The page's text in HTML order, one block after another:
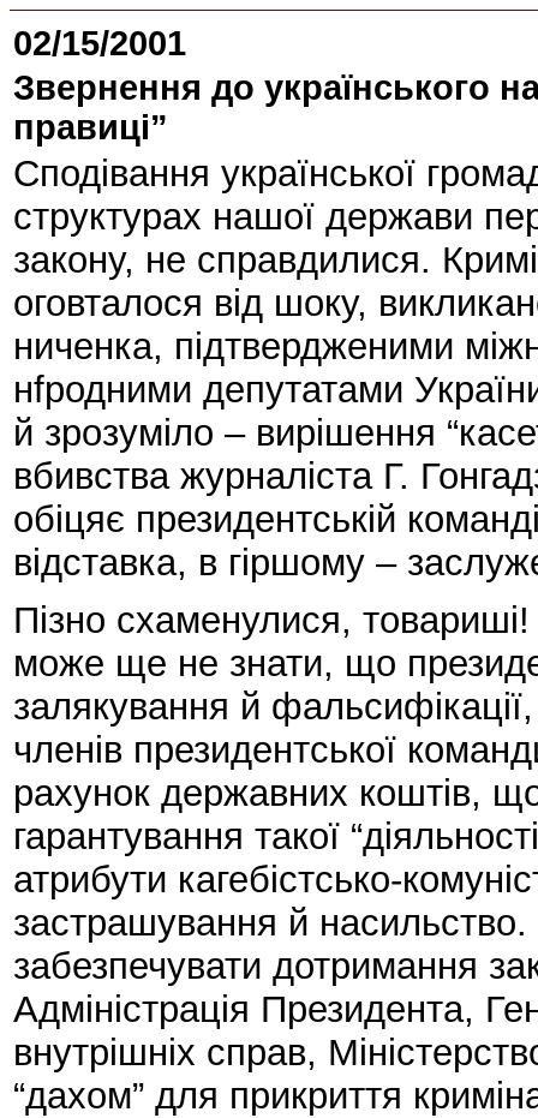
02/15/2001
Звернення до українського
правиці”
Сподівання української
структурах нашої держави
закону, не справдилися.
оговталося від шоку,
ниченка, підтвердженими
нfродними депутатами
й зрозуміло – вирішення
вбивства журналіста Г.
обіцяє президентській
відставка, в гіршому –
Пізно схаменулися, товариші!
може ще не знати, що
залякування й
членів президентської
рахунок державних коштів,
гарантування такої
атрибути кагебістсько-
застрашування й
забезпечувати дотримання
Адміністрація Президента,
внутрішніх справ,
“дахом” для прикриття